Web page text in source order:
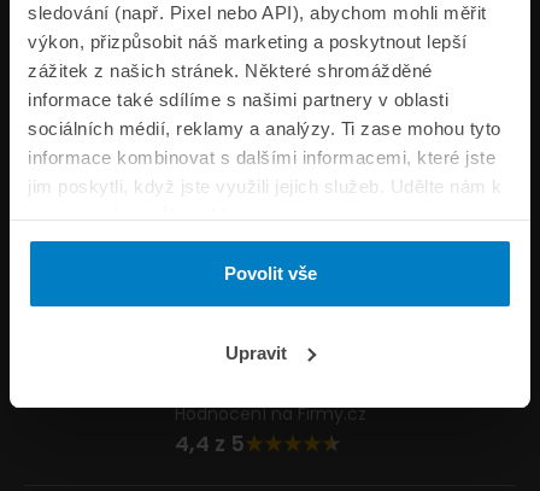
sledování (např. Pixel nebo API), abychom mohli měřit
výkon, přizpůsobit náš marketing a poskytnout lepší
zážitek z našich stránek. Některé shromážděné
informace také sdílíme s našimi partnery v oblasti
sociálních médií, reklamy a analýzy. Ti zase mohou tyto
informace kombinovat s dalšími informacemi, které jste
jim poskytli, když jste využili jejich služeb. Udělte nám k
tomu prosím svůj souhlas.
Povolit vše
Upravit
Produkty
Pojišťovny
Informace
ePojisteni.cz
Formuláře
Napište nám
Hodnocení na Firmy.cz
4,4 z 5